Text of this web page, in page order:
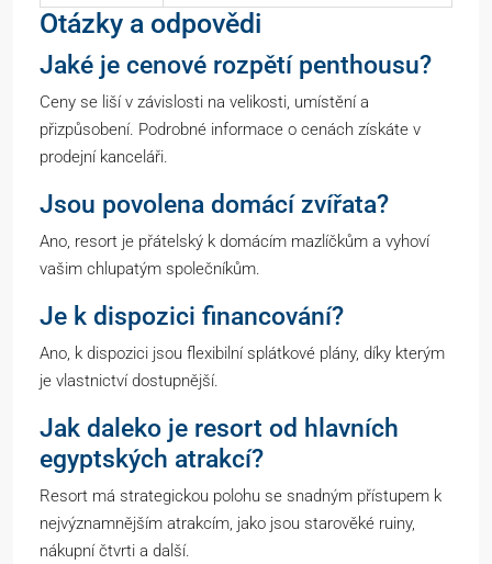
Otázky a odpovědi
Jaké je cenové rozpětí penthousu?
Ceny se liší v závislosti na velikosti, umístění a
přizpůsobení. Podrobné informace o cenách získáte v
prodejní kanceláři.
Jsou povolena domácí zvířata?
Ano, resort je přátelský k domácím mazlíčkům a vyhoví
vašim chlupatým společníkům.
Je k dispozici financování?
Ano, k dispozici jsou flexibilní splátkové plány, díky kterým
je vlastnictví dostupnější.
Jak daleko je resort od hlavních
egyptských atrakcí?
Resort má strategickou polohu se snadným přístupem k
nejvýznamnějším atrakcím, jako jsou starověké ruiny,
nákupní čtvrti a další.